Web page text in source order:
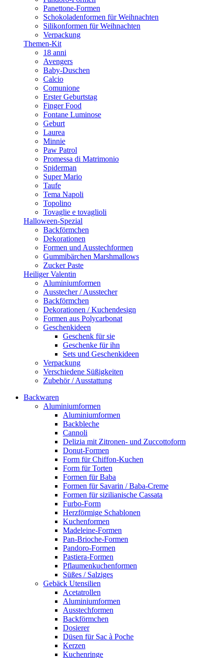
Panettone-Formen
Schokoladenformen für Weihnachten
Silikonformen für Weihnachten
Verpackung
Themen-Kit
18 anni
Avengers
Baby-Duschen
Calcio
Comunione
Erster Geburtstag
Finger Food
Fontane Luminose
Geburt
Laurea
Minnie
Paw Patrol
Promessa di Matrimonio
Spiderman
Super Mario
Taufe
Tema Napoli
Topolino
Tovaglie e tovaglioli
Halloween-Spezial
Backförmchen
Dekorationen
Formen und Ausstechformen
Gummibärchen Marshmallows
Zucker Paste
Heiliger Valentin
Aluminiumformen
Ausstecher / Ausstecher
Backförmchen
Dekorationen / Kuchendesign
Formen aus Polycarbonat
Geschenkideen
Geschenk für sie
Geschenke für ihn
Sets und Geschenkideen
Verpackung
Verschiedene Süßigkeiten
Zubehör / Ausstattung
Backwaren
Aluminiumformen
Aluminiumformen
Backbleche
Cannoli
Delizia mit Zitronen- und Zuccottoform
Donut-Formen
Form für Chiffon-Kuchen
Form für Torten
Formen für Baba
Formen für Savarin / Baba-Creme
Formen für sizilianische Cassata
Furbo-Form
Herzförmige Schablonen
Kuchenformen
Madeleine-Formen
Pan-Brioche-Formen
Pandoro-Formen
Pastiera-Formen
Pflaumenkuchenformen
Süßes / Salziges
Gebäck Utensilien
Acetatrollen
Aluminiumformen
Ausstechformen
Backförmchen
Dosierer
Düsen für Sac à Poche
Kerzen
Kuchenringe